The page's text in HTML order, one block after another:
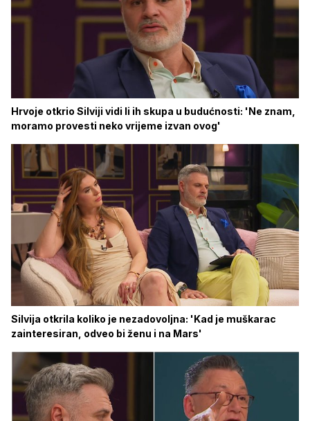
Hrvoje otkrio Silviji vidi li ih skupa u budućnosti: 'Ne znam,
moramo provesti neko vrijeme izvan ovog'
Silvija otkrila koliko je nezadovoljna: 'Kad je muškarac
zainteresiran, odveo bi ženu i na Mars'